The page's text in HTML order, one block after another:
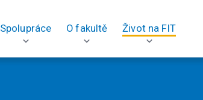
Spolupráce O fakultě Život na FIT